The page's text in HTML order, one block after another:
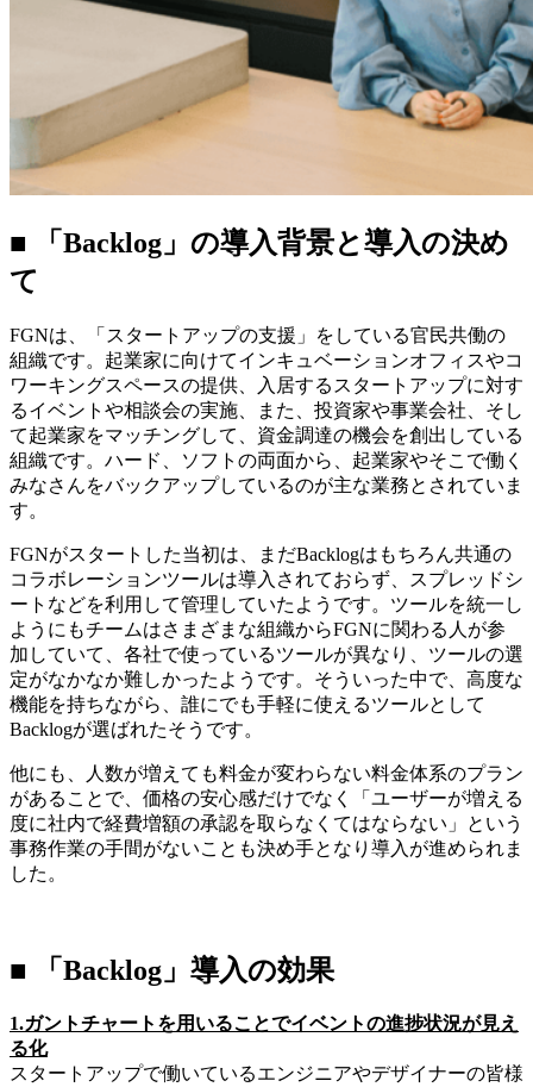
■ 「Backlog」の導入背景と導入の決め
て
FGNは、「スタートアップの支援」をしている官民共働の
組織です。起業家に向けてインキュベーションオフィスやコ
ワーキングスペースの提供、入居するスタートアップに対す
るイベントや相談会の実施、また、投資家や事業会社、そし
て起業家をマッチングして、資金調達の機会を創出している
組織です。ハード、ソフトの両面から、起業家やそこで働く
みなさんをバックアップしているのが主な業務とされていま
す。
FGNがスタートした当初は、まだBacklogはもちろん共通の
コラボレーションツールは導入されておらず、スプレッドシ
ートなどを利用して管理していたようです。ツールを統一し
ようにもチームはさまざまな組織からFGNに関わる人が参
加していて、各社で使っているツールが異なり、ツールの選
定がなかなか難しかったようです。そういった中で、高度な
機能を持ちながら、誰にでも手軽に使えるツールとして
Backlogが選ばれたそうです。
他にも、人数が増えても料金が変わらない料金体系のプラン
があることで、価格の安心感だけでなく「ユーザーが増える
度に社内で経費増額の承認を取らなくてはならない」という
事務作業の手間がないことも決め手となり導入が進められま
した。
■ 「Backlog」導入の効果
1.ガントチャートを用いることでイベントの進捗状況が見え
る化
スタートアップで働いているエンジニアやデザイナーの皆様